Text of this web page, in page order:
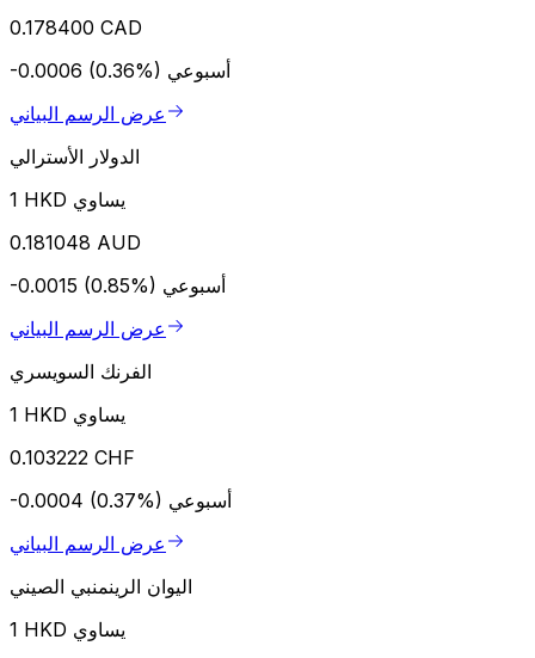
0.178400 CAD
-0.0006 (0.36%) أسبوعي
عرض الرسم البياني
الدولار الأسترالي
1 HKD يساوي
0.181048 AUD
-0.0015 (0.85%) أسبوعي
عرض الرسم البياني
الفرنك السويسري
1 HKD يساوي
0.103222 CHF
-0.0004 (0.37%) أسبوعي
عرض الرسم البياني
اليوان الرينمنبي الصيني
1 HKD يساوي